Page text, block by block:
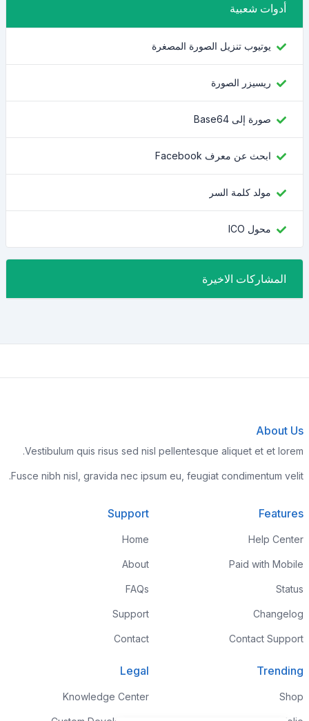
أدوات شعبية
يوتيوب تنزيل الصورة المصغرة
ريسيزر الصورة
صورة إلى Base64
ابحث عن معرف Facebook
مولد كلمة السر
محول ICO
المشاركات الاخيرة
About Us
Vestibulum quis risus sed nisl pellentesque aliquet et et lorem.
Fusce nibh nisl, gravida nec ipsum eu, feugiat condimentum velit.
Features
Help Center
Paid with Mobile
Status
Changelog
Contact Support
Support
Home
About
FAQs
Support
Contact
Trending
Shop
Legal
Knowledge Center